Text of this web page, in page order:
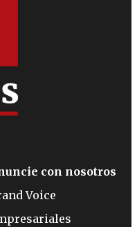
con nosotros
Voice